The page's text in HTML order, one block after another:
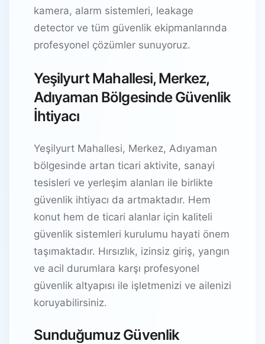
kamera, alarm sistemleri, leakage
detector ve tüm güvenlik ekipmanlarında
profesyonel çözümler sunuyoruz.
Yeşilyurt Mahallesi, Merkez,
Adıyaman Bölgesinde Güvenlik
İhtiyacı
Yeşilyurt Mahallesi, Merkez, Adıyaman
bölgesinde artan ticari aktivite, sanayi
tesisleri ve yerleşim alanları ile birlikte
güvenlik ihtiyacı da artmaktadır. Hem
konut hem de ticari alanlar için kaliteli
güvenlik sistemleri kurulumu hayati önem
taşımaktadır. Hırsızlık, izinsiz giriş, yangın
ve acil durumlara karşı profesyonel
güvenlik altyapısı ile işletmenizi ve ailenizi
koruyabilirsiniz.
Sunduğumuz Güvenlik